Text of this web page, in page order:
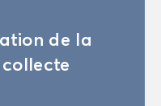
de la
col­lecte